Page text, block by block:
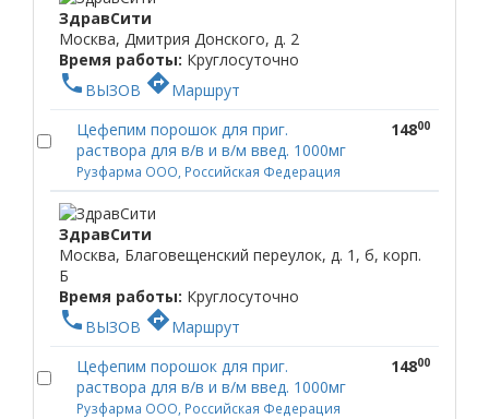
ЗдравСити
Москва, Дмитрия Донского, д. 2
Время работы: Круглосуточно
phone ВЫЗОВ directionsМаршрут
Цефепим порошок для приг.
раствора для в/в и в/м введ. 1000мг
Рузфарма ООО, Российская Федерация
14800
ЗдравСити
Москва, Благовещенский переулок, д. 1, б, корп.
Б
Время работы: Круглосуточно
phone ВЫЗОВ directionsМаршрут
Цефепим порошок для приг.
раствора для в/в и в/м введ. 1000мг
Рузфарма ООО, Российская Федерация
14800